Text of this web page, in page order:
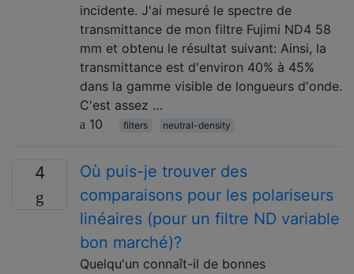
incidente. J'ai mesuré le spectre de
transmittance de mon filtre Fujimi ND4 58
mm et obtenu le résultat suivant: Ainsi, la
transmittance est d'environ 40% à 45%
dans la gamme visible de longueurs d'onde.
C'est assez …
10
filters neutral-density
4
Où puis-je trouver des
comparaisons pour les polariseurs
linéaires (pour un filtre ND variable
bon marché)?
Quelqu'un connaît-il de bonnes